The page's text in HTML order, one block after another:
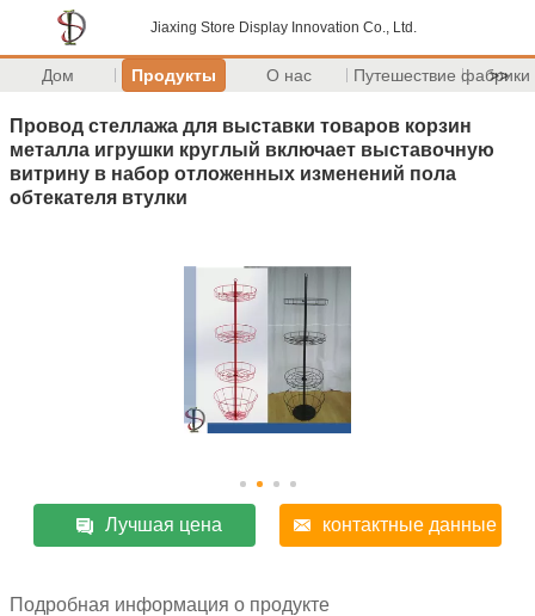
Jiaxing Store Display Innovation Co., Ltd.
Дом Продукты О нас Путешествие фабрики
>>
Провод стеллажа для выставки товаров корзин
металла игрушки круглый включает выставочную
витрину в набор отложенных изменений пола
обтекателя втулки
Лучшая цена контактные данные
Подробная информация о продукте